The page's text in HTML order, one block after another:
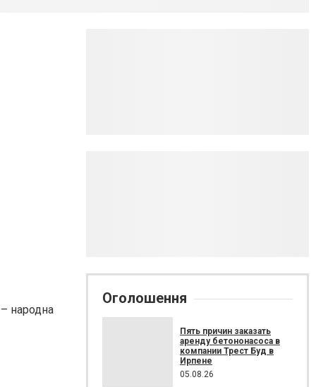
народна
Оголошення
Пять причин заказать
аренду бетононасоса в
компании Трест Буд в
Ирпене
05.08.26